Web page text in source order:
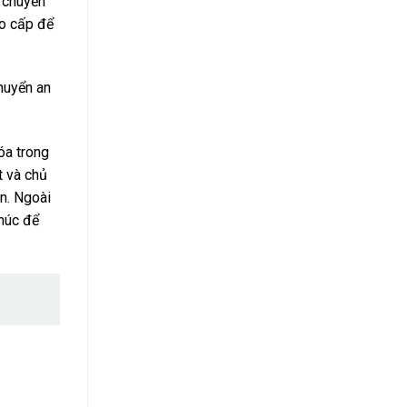
cấp để
an
trong
và chủ
Ngoài
để